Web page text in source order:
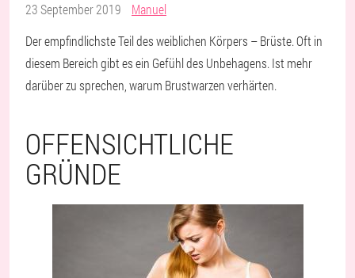
23 September 2019
Manuel
Der empfindlichste Teil des weiblichen Körpers – Brüste. Oft in
diesem Bereich gibt es ein Gefühl des Unbehagens. Ist mehr
darüber zu sprechen, warum Brustwarzen verhärten.
OFFENSICHTLICHE
GRÜNDE